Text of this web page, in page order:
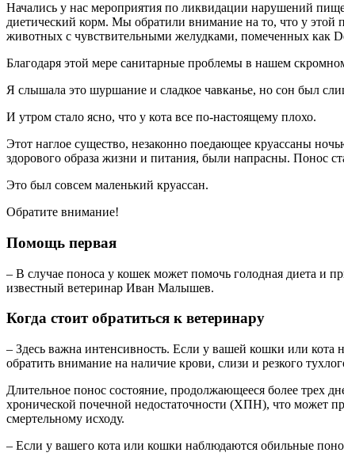
Начались у нас мероприятия по ликвидации нарушений
диетический корм. Мы обратили внимание на то, что у
животных с чувствительными желудками, помеченных как
Благодаря этой мере санитарные проблемы в нашем
Я слышала это шуршание и сладкое чавканье, но сон был
И утром стало ясно, что у кота все по-настоящему плохо.
Этот наглое существо, незаконно поедающее круассаны
здорового образа жизни и питания, были напрасны. Понос
Это был совсем маленький круассан.
Обратите внимание!
Помощь первая
– В случае поноса у кошек может помочь голодная диета и
известный ветеринар Иван Малышев.
Когда стоит обратиться к ветеринару
– Здесь важна интенсивность. Если у вашей кошки или кота
обратить внимание на наличие крови, слизи и резкого
Длительное понос состояние, продолжающееся более трех
хронической почечной недостаточности (ХПН), что может
смертельному исходу.
– Если у вашего кота или кошки наблюдаются обильные